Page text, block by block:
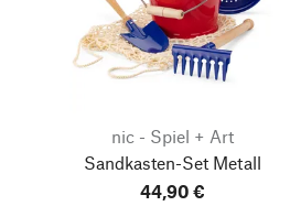
nic - Spiel + Art
Sandkasten-Set Metall
44,90 €